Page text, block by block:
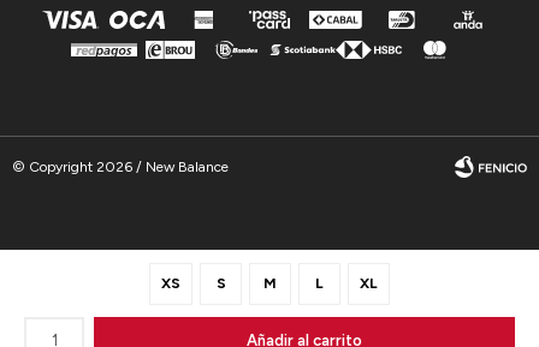
XS S M L XL
1 Añadir al carrito
© Copyright 2026 / New Balance